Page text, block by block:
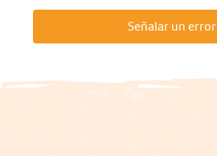
Señalar un error